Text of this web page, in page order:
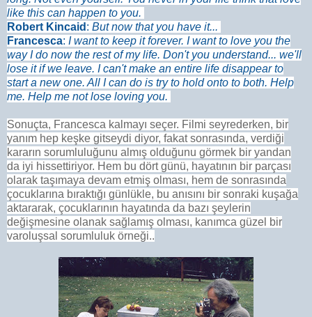
like this can happen to you.
Robert Kincaid : But now that you have it...
Francesca: I want to keep it forever. I want to love you the
way I do now the rest of my life. Don't you understand... we'll
lose it if we leave. I can't make an entire life disappear to
start a new one. All I can do is try to hold onto to both. Help
me. Help me not lose loving you.
Sonuçta, Francesca kalmayı seçer. Filmi seyrederken, bir
yanım hep keşke gitseydi diyor, fakat sonrasında, verdiği
kararın sorumluluğunu almış olduğunu görmek bir yandan
da iyi hissettiriyor. Hem bu dört günü, hayatının bir parçası
olarak taşımaya devam etmiş olması, hem de sonrasında
çocuklarına bıraktığı günlükle, bu anısını bir sonraki kuşağa
aktararak, çocuklarının hayatında da bazı şeylerin
değişmesine olanak sağlamış olması, kanımca güzel bir
varoluşsal sorumluluk örneği..